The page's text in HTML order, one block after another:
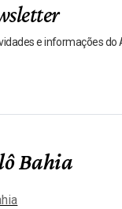
e informações do
Bahia